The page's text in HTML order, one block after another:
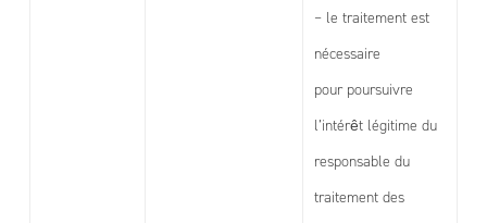
– le traitement est
nécessaire
pour poursuivre
l’intérêt légitime du
responsable du
traitement des